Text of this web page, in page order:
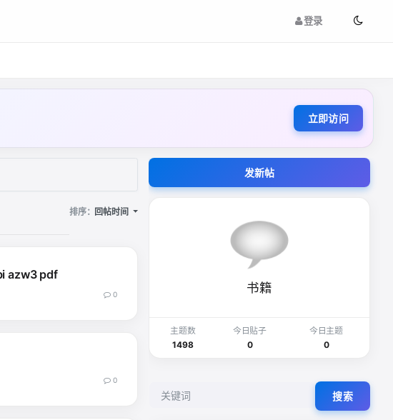
登录
立即访问
排序： 回帖时间
azw3 pdf
0
0
发新帖
书籍
主题数
1498
今日贴子
0
今日主题
0
搜索